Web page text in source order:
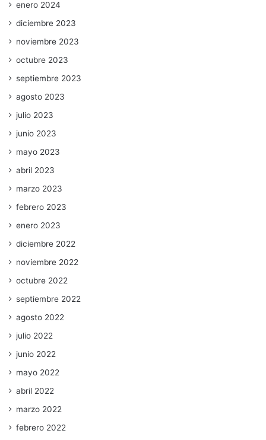
enero 2024
diciembre 2023
noviembre 2023
octubre 2023
septiembre 2023
agosto 2023
julio 2023
junio 2023
mayo 2023
abril 2023
marzo 2023
febrero 2023
enero 2023
diciembre 2022
noviembre 2022
octubre 2022
septiembre 2022
agosto 2022
julio 2022
junio 2022
mayo 2022
abril 2022
marzo 2022
febrero 2022